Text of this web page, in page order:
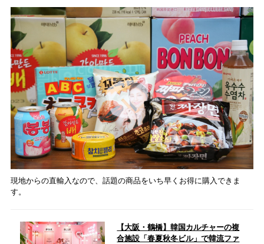
現地からの直輸入なので、話題の商品をいち早くお得に購入できま
す。
【大阪・鶴橋】韓国カルチャーの複
合施設「春夏秋冬ビル」で韓流ファ